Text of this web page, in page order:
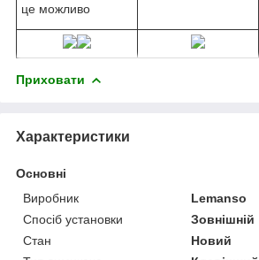
це можливо
Приховати
Характеристики
Основні
Виробник
Lemanso
Спосіб установки
Зовнішній
Стан
Новий